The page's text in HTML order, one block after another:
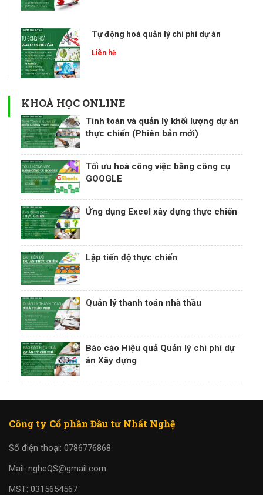
Tự động hoá quản lý chi phí dự án
Liên hệ
KHOÁ HỌC ONLINE
Tính toán và quản lý khối lượng dự án
thực chiến (Phiên bản mới)
Tối ưu hoá công việc bằng công cụ
GOOGLE
Ứng dụng Excel xây dựng thực chiến
Lập tiến độ thực chiến
Quản lý thanh toán nhà thầu
Báo cáo Hiệu quả Quản lý chi phí dự
án Xây dựng
Công ty Cổ phần Đầu tư Nhất Nghệ
Số điện thoại: 0786776868
Mail: ngheQS@gmail.com
MST: 0315654567